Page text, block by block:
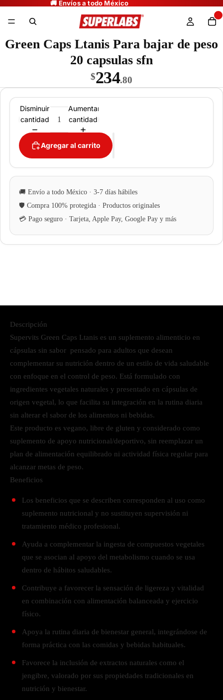
Green Caps Ltanis Para bajar de peso
20 capsulas sfn
$234.80
Disminuir
cantidad
Aumentar
cantidad
Agregar al carrito
Descripción
Supervits Green Caps Ltanis es un suplemento alimenticio en
cápsulas sin sabor pensado para adultos que desean
complementar su nutrición dentro de un estilo de vida saludable
con enfoque en el control de peso. Está formulado con
ingredientes vegetales naturales y presentado en cápsulas de
origen vegetal, lo que facilita su integración en la rutina diaria
sin alterar el sabor de los alimentos ni bebidas.
Este producto es vegano, libre de gluten y considerado como
suplemento de apoyo nutricional/deportivo, sin reemplazar un
plan de alimentación equilibrado ni actividad física regular para
alcanzar metas de peso.
Beneficios
Los beneficios que se describen corresponden al uso como
suplemento nutricional y no sustituyen supervisión ni
tratamiento médico profesional.
Ayuda a complementar la ingesta de compuestos vegetales
que se asocian al apoyo del metabolismo cuando se usa
dentro de hábitos saludables.
Contribuye a favorecer la sensación de ligereza y vitalidad
en combinación con alimentación balanceada y ejercicio
físico.
Apoya la rutina diaria de bienestar general, integrándose de
forma práctica con las comidas y bebidas habituales.
Favorece la inclusión de extractos naturales como el
jengibre, valorado por sus propiedades tradicionales en
nutrición y bienestar.